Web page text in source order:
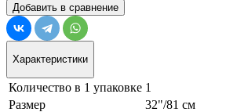
Добавить в сравнение
Характеристики
Количество в 1 упаковке 1
Размер
32"/81 см